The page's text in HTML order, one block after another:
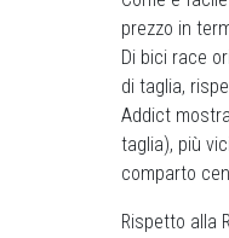
prezzo in
Di bici race
di taglia,
Addict
taglia), più
comparto
Rispetto alla